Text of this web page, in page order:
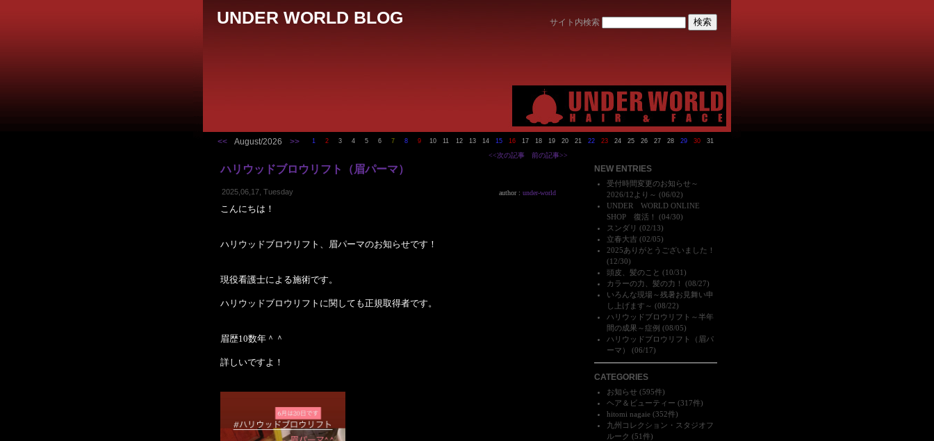
UNDER WORLD BLOG サイト内検索
<< August/2026 >> 1 2 3 4 5 6 7 8 9 10 11 12 13 14 15 16 17 18 19 20 21 22 23 24 25 26 27 28 29 30 31
NEW ENTRIES
受付時間変更のお知らせ～
2026/12より～ (06/02)
UNDER WORLD ONLINE
SHOP 復活！ (04/30)
スンダリ (02/13)
立春大吉 (02/05)
2025ありがとうございました！
(12/30)
頭皮、髪のこと (10/31)
カラーの力、髪の力！ (08/27)
いろんな現場～残暑お見舞い申
し上げます～ (08/22)
ハリウッドブロウリフト～半年
間の成果～症例 (08/05)
ハリウッドブロウリフト（眉パ
ーマ） (06/17)
CATEGORIES
お知らせ (595件)
ヘア＆ビューティー (317件)
hitomi nagaie (352件)
九州コレクション・スタジオフ
ルーク (51件)
<<次の記事 前の記事>>
ハリウッドブロウリフト（眉パーマ）
2025,06,17, Tuesday author : under-world
こんにちは！
ハリウッドブロウリフト、眉パーマのお知らせです！
現役看護士による施術です。
ハリウッドブロウリフトに関しても正規取得者です。
眉歴10数年＾＾
詳しいですよ！